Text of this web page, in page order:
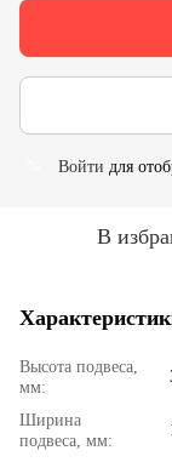
Войти для
В
Высота подвеса,
мм:
Ширина
подвеса, мм: